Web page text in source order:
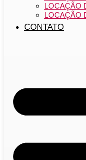
LOCAÇÃO
LOCAÇÃO
CONTATO